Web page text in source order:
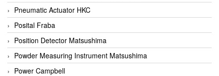
BETA
Bifold
Bihl+wiedemann
Bihl+wiedemann
Bilz
Pneumatic Actuator HKC
Posital Fraba
Position Detector Matsushima
Powder Measuring Instrument Matsushima
Power Campbell